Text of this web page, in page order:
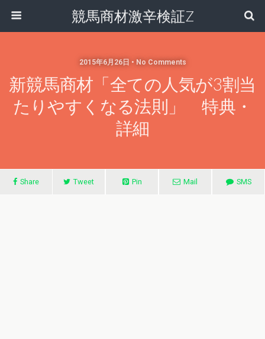
競馬商材激辛検証Z
2015年6月26日 • No Comments
新競馬商材「全ての人気が3割当
たりやすくなる法則」 特典・
詳細
Share Tweet Pin Mail SMS